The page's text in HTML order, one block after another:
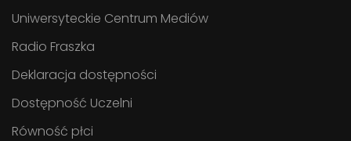
Uniwersyteckie Centrum Mediów
Radio Fraszka
Deklaracja dostępności
Dostępność Uczelni
Równość płci